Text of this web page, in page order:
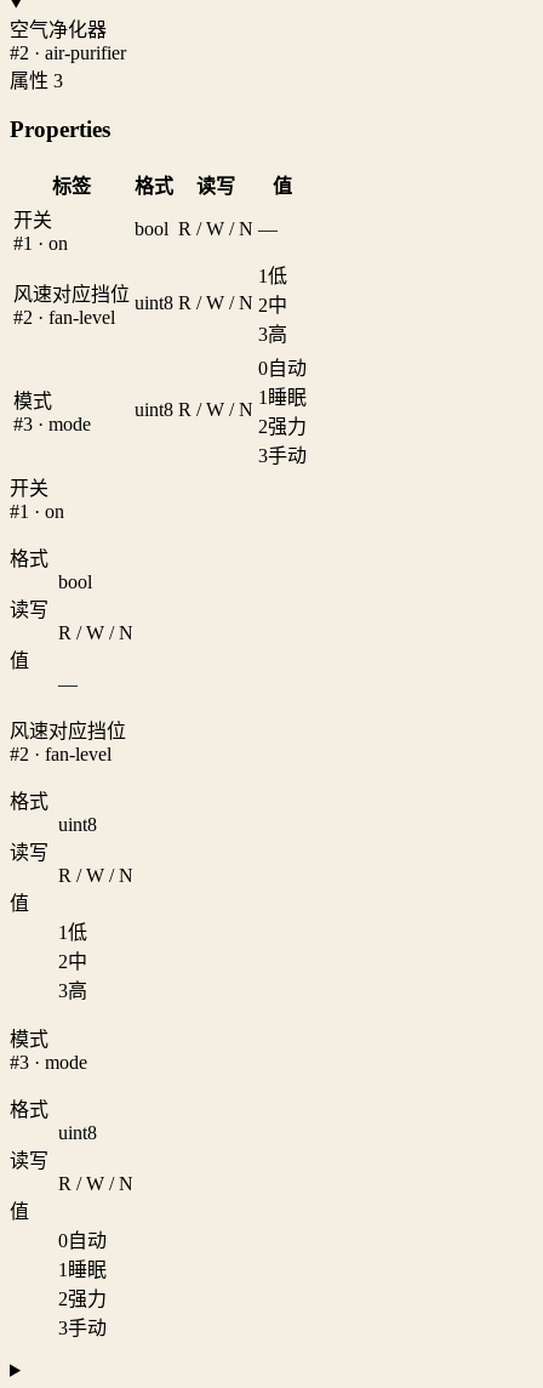
空气净化器
#2 · air-purifier
属性 3
Properties
标签 格式 读写
值
开关
#1 · on
bool R / W / N —
风速对应挡位
#2 · fan-level
uint8 R / W / N
1低
2中
3高
模式
#3 · mode
uint8 R / W / N
0自动
1 睡眠
2强力
3手动
开关
#1 · on
格式
bool
读写
R / W / N
值
—
风速对应挡位
#2 · fan-level
格式
uint8
读写
R / W / N
值
1低
2中
3高
模式
#3 · mode
格式
uint8
读写
R / W / N
值
0自动
1 睡眠
2强力
3手动